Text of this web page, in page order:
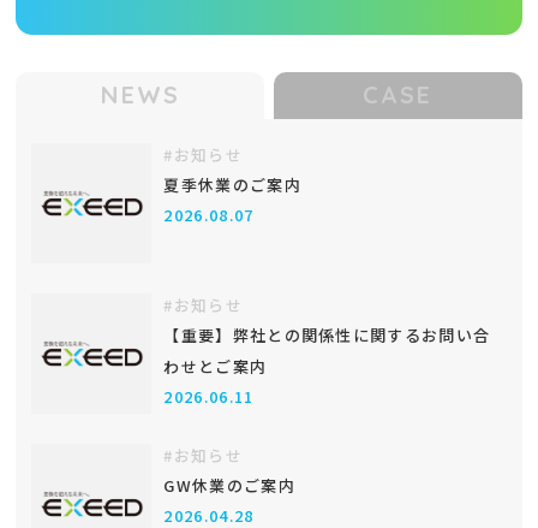
NEWS CASE
#お知らせ
夏季休業のご案内
2026.08.07
#お知らせ
【重要】弊社との関係性に関するお問い合
わせとご案内
2026.06.11
#お知らせ
GW休業のご案内
2026.04.28